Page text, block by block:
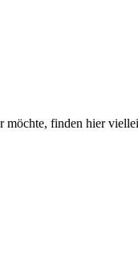
möchte, finden hier